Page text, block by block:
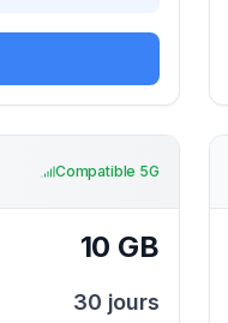
Compatible 5G
10 GB
30 jours